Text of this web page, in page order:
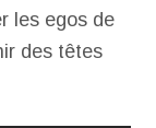
les egos de
des têtes